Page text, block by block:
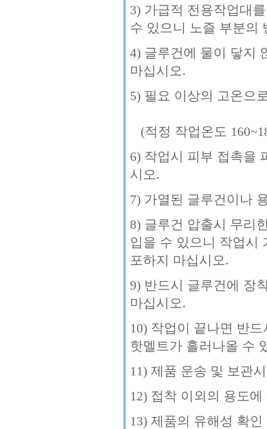
3) 가급적 전용작업대
수 있으니 노즐 부분의
4) 글루건에 물이 닿지
마십시오.
5) 필요 이상의 고온으
(적정 작업온도
6) 작업시 피부 접촉을
시오.
7) 가열된 글루건이나
8) 글루건 압출시 무리
입을 수 있으니 작업시
포하지 마십시오.
9) 반드시 글루건에 장
마십시오.
10) 작업이 끝나면 반
핫멜트가 흘러나올 수
11) 제품 운송 및 보관
12) 접착 이외의 용도
13) 제품의 유해성 확